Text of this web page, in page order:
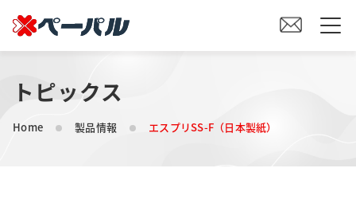
HOME
初めての方へ
トピックス
Home 製品情報 エスプリSS-F（日本製紙）